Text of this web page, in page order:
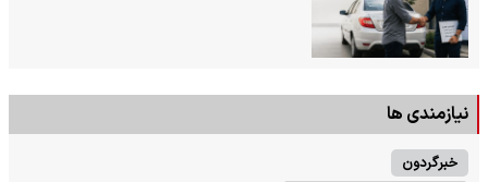
نیازمندی ها
خبرگردون